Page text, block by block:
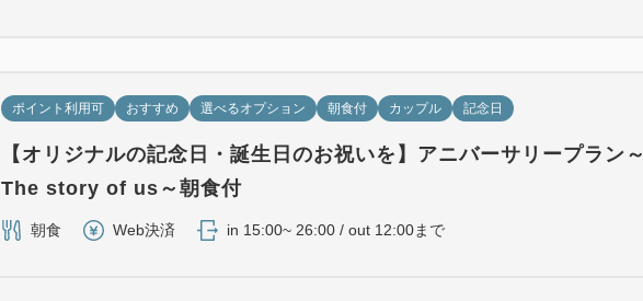
ポイント利用可 おすすめ 選べるオプション 朝食付 カップル 記念日
【オリジナルの記念日・誕生日のお祝いを】アニバーサリープラン～
The story of us～朝食付
朝食 Web決済 in 15:00~ 26:00 / out 12:00まで